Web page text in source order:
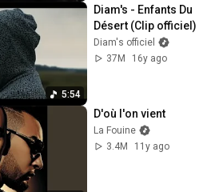
5:54
Diam's - Enfants Du
Désert (Clip officiel)
Diam's officiel
37M
16y ago
D'où l'on vient
La Fouine
3.4M
11y ago